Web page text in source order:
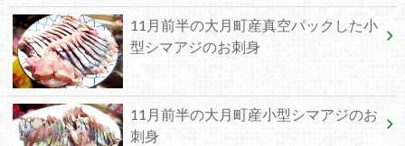
11月前半の大月町産真空パックした小
型シマアジのお刺身
11月前半の大月町産小型シマアジのお
刺身